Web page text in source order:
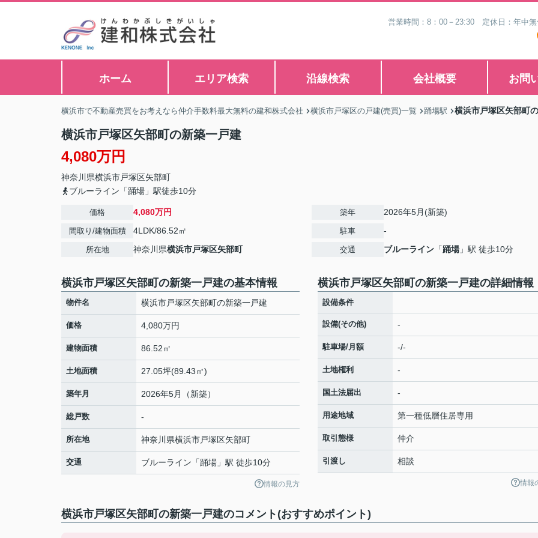
営業時間：8：00－23:30 定休日：年中
ホーム エリア検索 沿線検索 会社概要 お問
横浜市で不動産売買をお考えなら仲介手数料最大無料の建和株式会社 横浜市戸塚区の戸建(売買)一覧 踊場駅 横浜市戸塚区矢部町
横浜市戸塚区矢部町の新築一戸建
4,080万円
神奈川県横浜市戸塚区矢部町
ブルーライン「踊場」駅徒歩10分
価格 4,080万円
間取り/建物面積 4LDK/86.52㎡
所在地 神奈川県横浜市戸塚区矢部町
築年 2026年5月(新築)
駐車 -
交通 ブルーライン 「踊場」駅 徒歩10分
横浜市戸塚区矢部町の新築一戸建の基本情報
物件名 横浜市戸塚区矢部町の新築一戸建
価格 4,080万円
建物面積 86.52㎡
土地面積 27.05坪(89.43㎡)
築年月 2026年5月（新築）
総戸数 -
所在地 神奈川県横浜市戸塚区矢部町
交通 ブルーライン 「踊場 」駅 徒歩10分
情報の見方
横浜市戸塚区矢部町の新築一戸建の詳細情報
設備条件
設備(その他) -
駐車場/月額 -/-
土地権利 -
国土法届出 -
用途地域 第一種低層住居専用
取引態様 仲介
引渡し 相談
情報
横浜市戸塚区矢部町の新築一戸建のコメント(おすすめポイント)